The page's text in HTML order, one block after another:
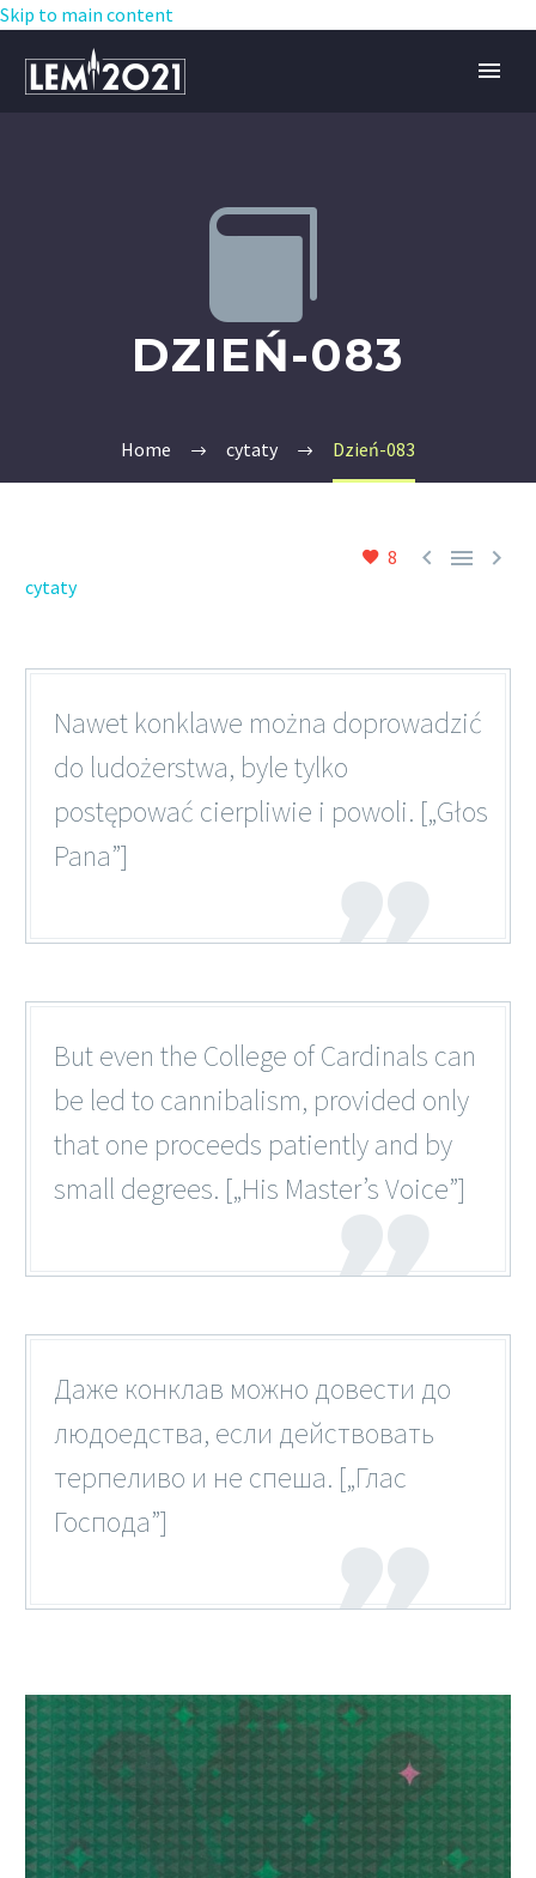
Skip to main content


DZIEŃ-083
Home cytaty Dzień-083
8   
cytaty
Nawet konklawe można doprowadzić
do ludożerstwa, byle tylko
postępować cierpliwie i powoli. [„Głos
Pana”]
But even the College of Cardinals can
be led to cannibalism, provided only
that one proceeds patiently and by
small degrees. [„His Master’s Voice”]
Даже конклав можно довести до
людоедства, если действовать
терпеливо и не спеша. [„Глас
Господа”]